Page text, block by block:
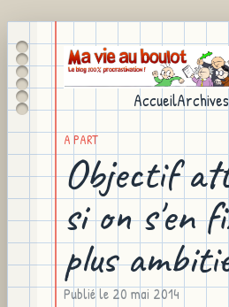
AccueilArchives
A PART
Objectif
si on s'en
plus
Publié le20 mai 2014